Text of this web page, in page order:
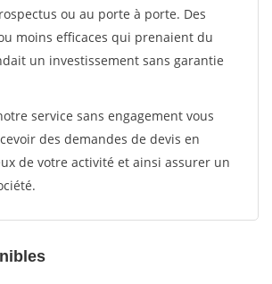
ou au porte à porte. Des
moins efficaces qui prenaient du
un investissement sans garantie
service sans engagement vous
des demandes de devis en
de votre activité et ainsi assurer un